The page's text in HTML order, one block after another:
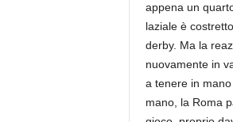
appena un
laziale è
derby. Ma la
nuovamente in
a tenere in
mano, la Roma